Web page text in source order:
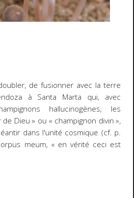
de fusionner avec la terre
à Santa Marta qui, avec
hallucinogènes, les
de Dieu » ou « champignon divin »,
dans l'unité cosmique (cf. p.
meum, « en vérité ceci est